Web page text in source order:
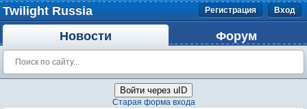
Twilight Russia Регистрация Вход
Новости Форум
Войти через uID
Старая форма входа